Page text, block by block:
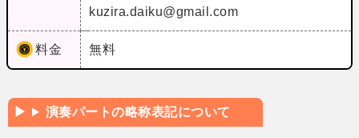
kuzira.daiku@gmail.com
料金 無料
演奏パートの略称表記について